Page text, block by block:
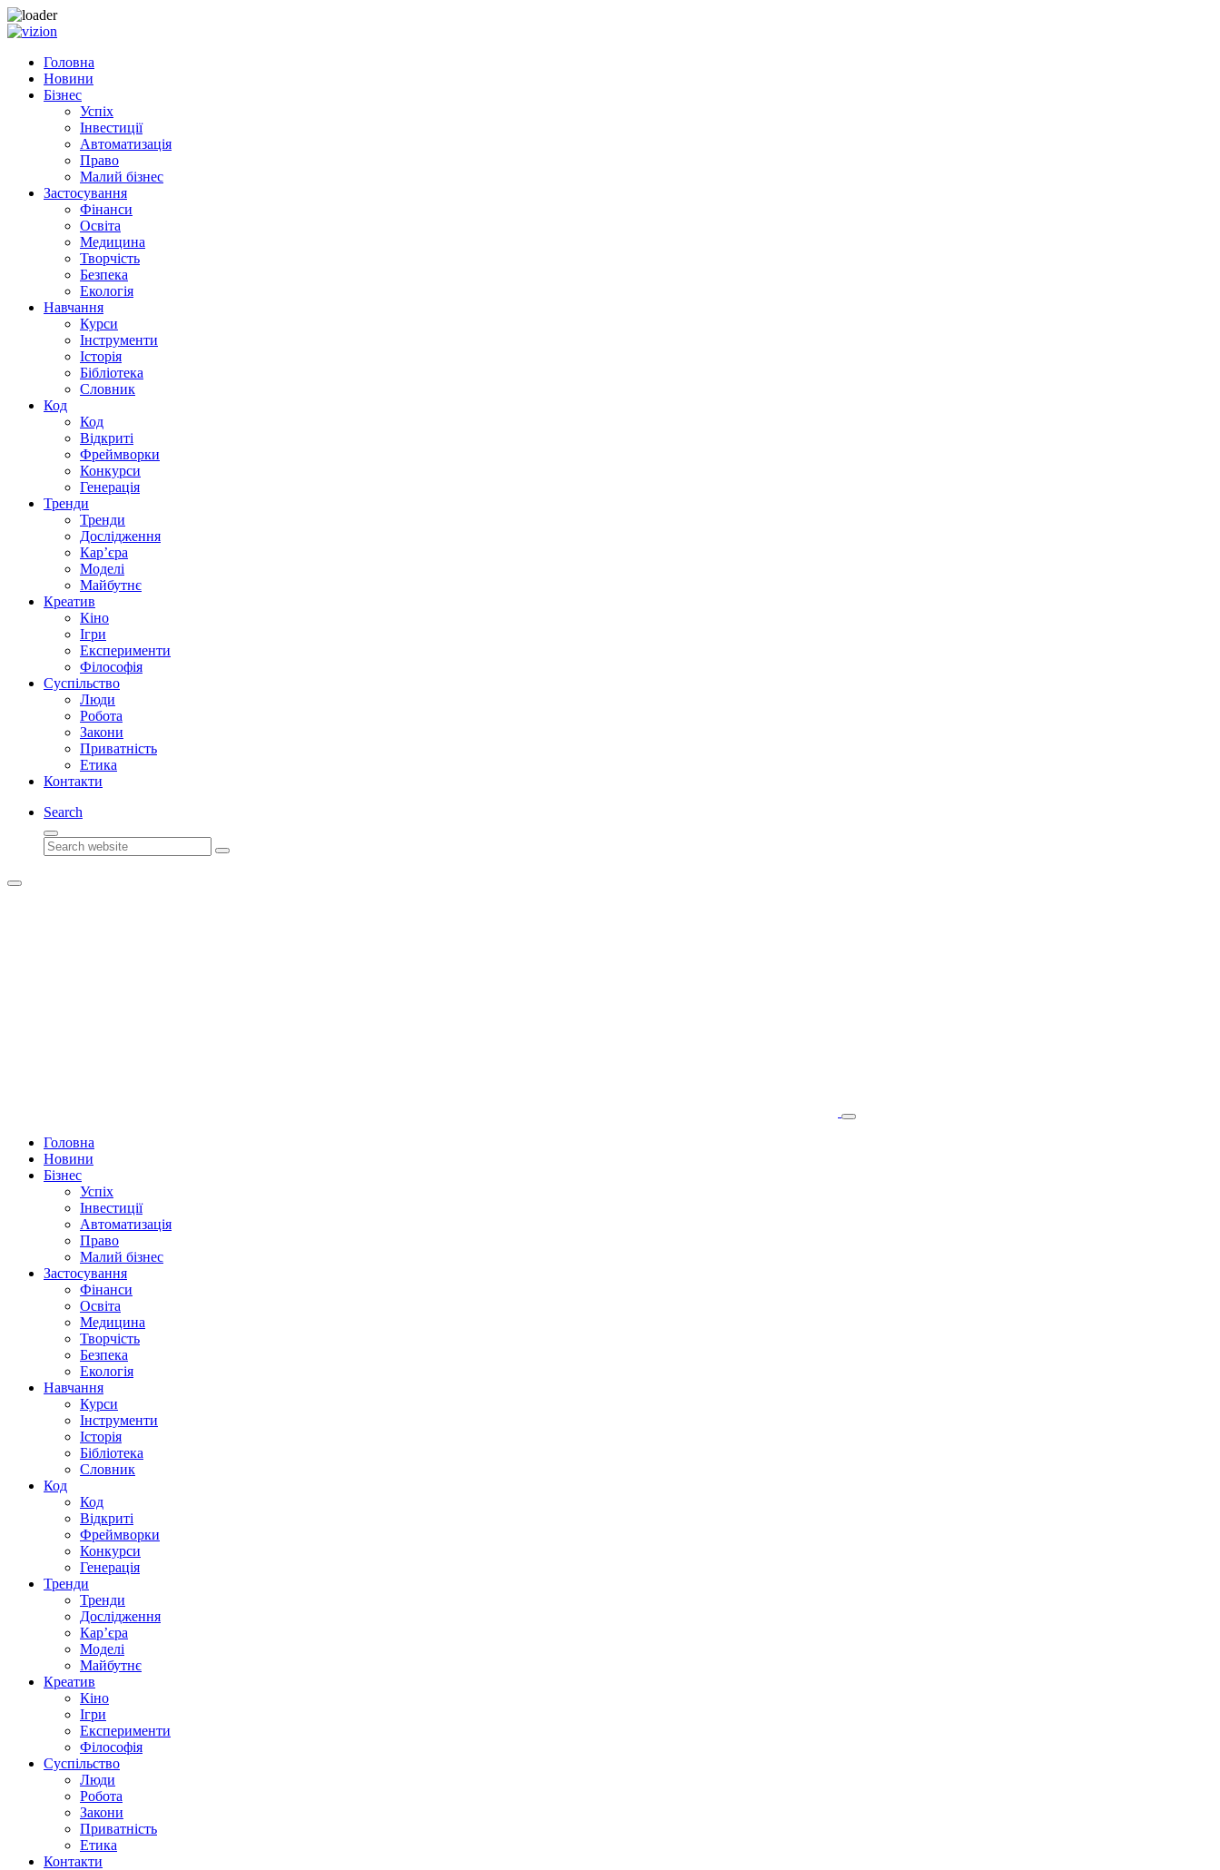
Skip to content
Головна
Новини
Бізнес
Успіх
Інвестиції
Автоматизація
Право
Малий бізнес
Застосування
Фінанси
Освіта
Медицина
Творчість
Безпека
Екологія
Навчання
Курси
Інструменти
Історія
Бібліотека
Словник
Код
Код
Відкриті
Фреймворки
Конкурси
Генерація
Тренди
Тренди
Дослідження
Кар’єра
Моделі
Майбутнє
Креатив
Кіно
Ігри
Експерименти
Філософія
Суспільство
Люди
Робота
Закони
Приватність
Етика
Контакти
Search
Search
Головна
Новини
Бізнес
Успіх
Інвестиції
Автоматизація
Право
Малий бізнес
Застосування
Фінанси
Освіта
Медицина
Творчість
Безпека
Екологія
Навчання
Курси
Інструменти
Історія
Бібліотека
Словник
Код
Код
Відкриті
Фреймворки
Конкурси
Генерація
Тренди
Тренди
Дослідження
Кар’єра
Моделі
Майбутнє
Креатив
Кіно
Ігри
Експерименти
Філософія
Суспільство
Люди
Робота
Закони
Приватність
Етика
Контакти